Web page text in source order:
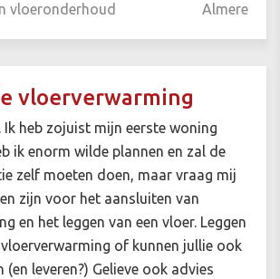
vloeronderhoud Almere
vloerverwarming
Ik heb zojuist mijn eerste woning
ik enorm wilde plannen en zal de
zelf moeten doen, maar vraag mij
zijn voor het aansluiten van
en het leggen van een vloer. Leggen
of kunnen jullie ook
(en leveren?) Gelieve ook advies